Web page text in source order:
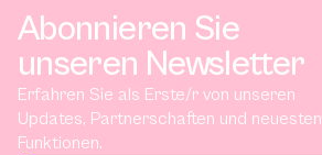
Abonnieren Sie
unseren Newsletter
Erfahren Sie als Erste/r von unseren
Updates, Partnerschaften und neuesten
Funktionen.